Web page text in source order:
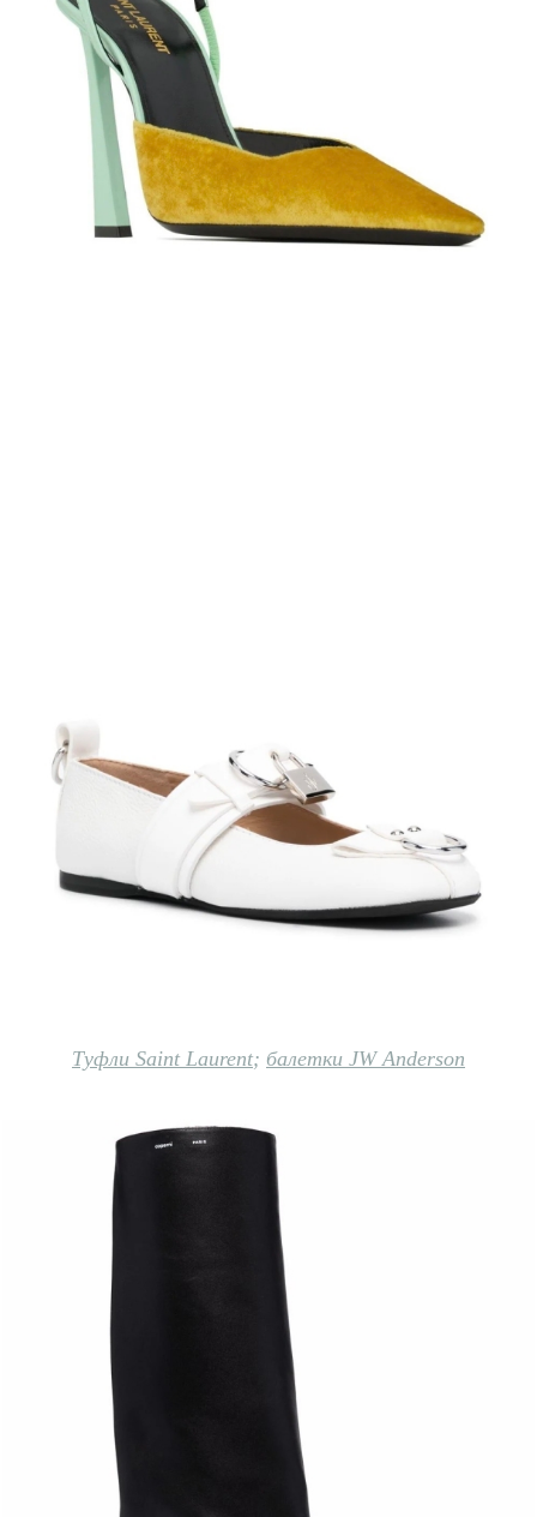
Туфли Saint Laurent; балетки JW Anderson